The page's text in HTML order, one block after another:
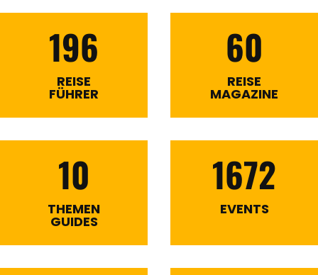
196
REISE
FÜHRER
60
REISE
MAGAZINE
10
THEMEN
GUIDES
1672
EVENTS